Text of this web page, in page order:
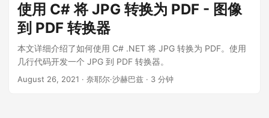
使用 C# 将 JPG 转换为 PDF - 图像
到 PDF 转换器
本文详细介绍了如何使用 C# .NET 将 JPG 转换为 PDF。使用
几行代码开发一个 JPG 到 PDF 转换器。
August 26, 2021 · 奈耶尔·沙赫巴兹 · 3 分钟